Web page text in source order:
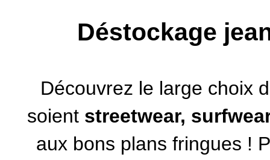
Déstockage
Découvrez le large choix
soient streetwear,
aux bons plans fringues !